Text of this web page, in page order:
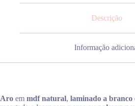
Descrição
Informação
Aro em mdf natural, laminado a branco